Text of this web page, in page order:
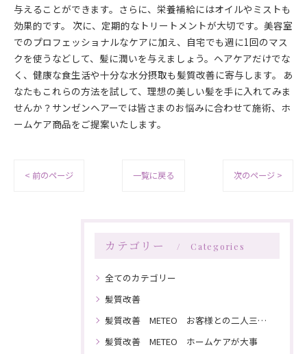
与えることができます。さらに、栄養補給にはオイルやミストも
効果的です。 次に、定期的なトリートメントが大切です。美容室
でのプロフェッショナルなケアに加え、自宅でも週に1回のマス
クを使うなどして、髪に潤いを与えましょう。ヘアケアだけでな
く、健康な食生活や十分な水分摂取も髪質改善に寄与します。 あ
なたもこれらの方法を試して、理想の美しい髪を手に入れてみま
せんか？サンゼンヘアーでは皆さまのお悩みに合わせて施術、ホ
ームケア商品をご提案いたします。
< 前のページ 一覧に戻る 次のページ >
カテゴリー Categories
全てのカテゴリー
髪質改善
髪質改善 METEO お客様との二人三脚で髪を綺麗にしていく
髪質改善 METEO ホームケアが大事